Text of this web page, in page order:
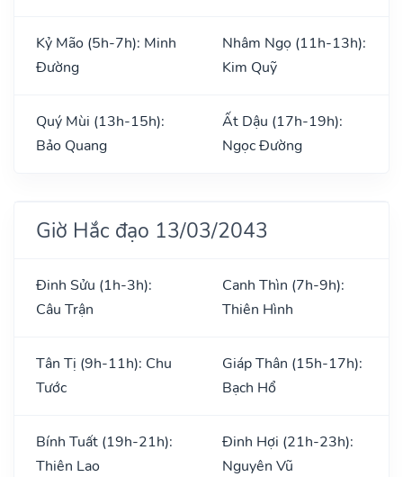
Kỷ Mão (5h-7h): Minh
Đường
Nhâm Ngọ (11h-13h):
Kim Quỹ
Quý Mùi (13h-15h):
Bảo Quang
Ất Dậu (17h-19h):
Ngọc Đường
Giờ Hắc đạo 13/03/2043
Đinh Sửu (1h-3h):
Câu Trận
Canh Thìn (7h-9h):
Thiên Hình
Tân Tị (9h-11h): Chu
Tước
Giáp Thân (15h-17h):
Bạch Hổ
Bính Tuất (19h-21h):
Thiên Lao
Đinh Hợi (21h-23h):
Nguyên Vũ